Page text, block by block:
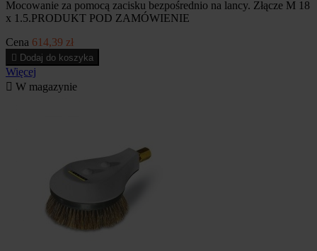
Mocowanie za pomocą zacisku bezpośrednio na lancy. Złącze M 18
x 1.5.PRODUKT POD ZAMÓWIENIE
Cena 614,39 zł
 Dodaj do koszyka
Więcej
 W magazynie